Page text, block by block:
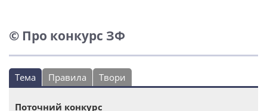
© Про конкурс ЗФ
Тема Правила Твори
Поточний конкурс